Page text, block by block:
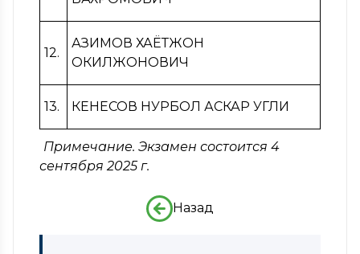
12.
АЗИМОВ ХАЁТЖОН
ОКИЛЖОНОВИЧ
13. КЕНЕСОВ НУРБОЛ АСКАР УГЛИ
Примечание. Экзамен состоится 4
сентября 2025 г.
Назад